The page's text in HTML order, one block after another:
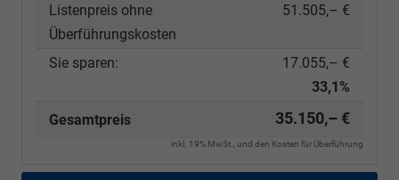
Listenpreis ohne
Überführungskosten
51.505,– €
Sie sparen:
17.055,– €
33,1%
Gesamtpreis
35.150,– €
inkl. 19% MwSt., und den Kosten für Überführung